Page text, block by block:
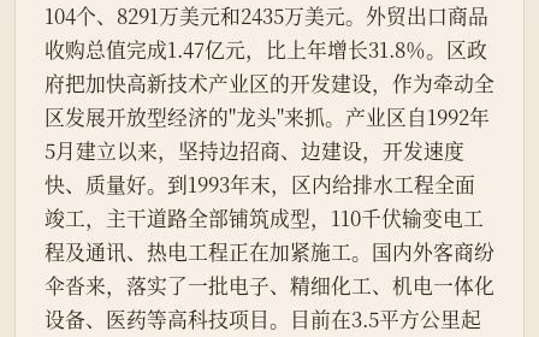
104个、8291万美元和2435万美元。外贸出口商品
收购总值完成1.47亿元，比上年增长31.8％。区政
府把加快高新技术产业区的开发建设，作为牵动全
区发展开放型经济的"龙头"来抓。产业区自1992年
5月建立以来，坚持边招商、边建设，开发速度
快、质量好。到1993年末，区内给排水工程全面
竣工，主干道路全部铺筑成型，110千伏输变电工
程及通讯、热电工程正在加紧施工。国内外客商纷
伞沓来，落实了一批电子、精细化工、机电一体化
设备、医药等高科技项目。目前在3.5平方公里起